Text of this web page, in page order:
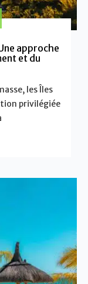
approche
et du
les Îles
privilégiée